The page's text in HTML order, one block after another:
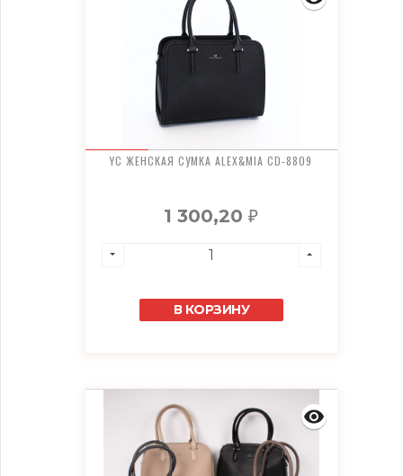
YC ЖЕНСКАЯ СУМКА ALEX&MIA CD-8809
1 300,20₽
В КОРЗИНУ